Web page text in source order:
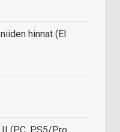
hinnat (EI